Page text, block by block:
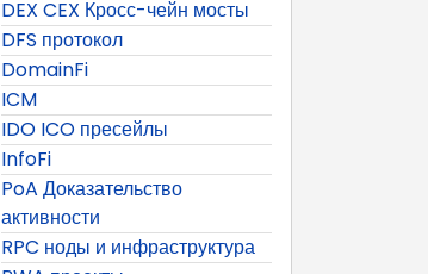
DEX CEX Кросс-чейн мосты
DFS протокол
DomainFi
ICM
IDO ICO пресейлы
InfoFi
PoA Доказательство
активности
RPC ноды и инфраструктура